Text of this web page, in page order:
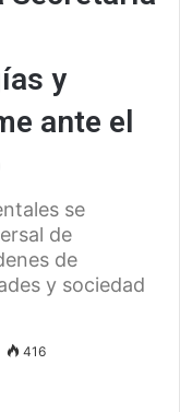
y
ante el
se
de
de
y sociedad
416